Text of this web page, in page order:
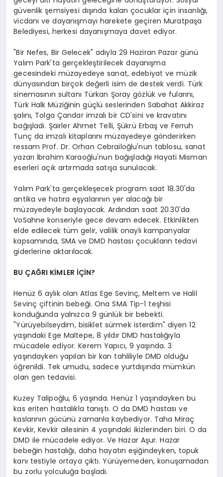
güvenlik şemsiyesi dışında kalan çocuklar için insanlığı,
vicdanı ve dayanışmayı harekete geçiren Muratpaşa
Belediyesi, herkesi dayanışmaya davet ediyor.
"Bir Nefes, Bir Gelecek" adıyla 29 Haziran Pazar günü
Yalım Park'ta gerçekleştirilecek dayanışma
gecesindeki müzayedeye sanat, edebiyat ve müzik
dünyasından birçok değerli isim de destek verdi. Türk
sinemasının sultanı Türkan Şoray gözlük ve fularını,
Türk Halk Müziğinin güçlü seslerinden Sabahat Akkiraz
şalını, Tolga Çandar imzalı bir CD'sini ve kravatını
bağışladı. Şairler Ahmet Telli, Şükrü Erbaş ve Ferruh
Tunç da imzalı kitaplarını müzayedeye gönderirken
ressam Prof. Dr. Orhan Cebrailoğlu'nun tablosu, sanat
yazarı İbrahim Karaoğlu'nun bağışladığı Hayati Misman
eserleri açık artırmada satışa sunulacak.
Yalım Park'ta gerçekleşecek program saat 18.30'da
antika ve hatıra eşyalarının yer alacağı bir
müzayedeyle başlayacak. Ardından saat 20.30'da
VoSahne konseriyle gece devam edecek. Etkinlikten
elde edilecek tüm gelir, valilik onaylı kampanyalar
kapsamında, SMA ve DMD hastası çocukların tedavi
giderlerine aktarılacak.
BU ÇAĞRI KİMLER İÇİN?
Henüz 6 aylık olan Atlas Ege Sevinç, Meltem ve Halil
Sevinç çiftinin bebeği. Ona SMA Tip-1 teşhisi
konduğunda yalnızca 9 günlük bir bebekti.
"Yürüyebilseydim, bisiklet sürmek isterdim" diyen 12
yaşındaki Ege Maltepe, 8 yıldır DMD hastalığıyla
mücadele ediyor. Kerem Yapıcı, 9 yaşında. 3
yaşındayken yapılan bir kan tahliliyle DMD olduğu
öğrenildi. Tek umudu, sadece yurtdışında mümkün
olan gen tedavisi.
Kuzey Talipoğlu, 6 yaşında. Henüz 1 yaşındayken bu
kas eriten hastalıkla tanıştı. O da DMD hastası ve
kaslarının gücünü zamanla kaybediyor. Taha Miraç
Kevkir, Kevkir ailesinin 4 yaşındaki ikizlerinden biri. O da
DMD ile mücadele ediyor. Ve Hazar Aşur. Hazar
bebeğin hastalığı, daha hayatın eşiğindeyken, topuk
kanı testiyle ortaya çıktı. Yürüyemeden, konuşamadan
bu zorlu yolculuğa başladı.